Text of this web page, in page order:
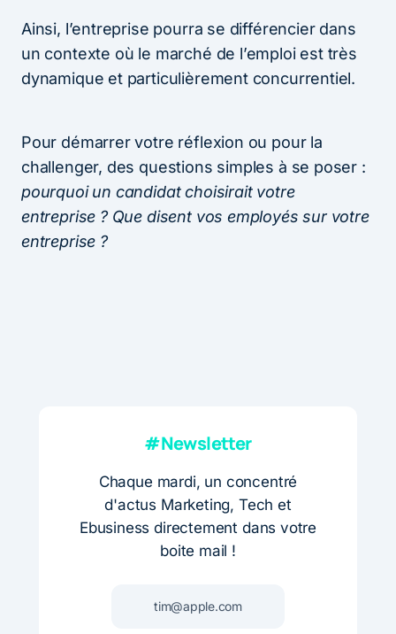
Ainsi, l’entreprise pourra se différencier dans
un contexte où le marché de l’emploi est très
dynamique et particulièrement concurrentiel.
Pour démarrer votre réflexion ou pour la
challenger, des questions simples à se poser :
pourquoi un candidat choisirait votre
entreprise ? Que disent vos employés sur votre
entreprise ?
#Newsletter
Chaque mardi, un concentré
d'actus Marketing, Tech et
Ebusiness directement dans votre
boite mail !